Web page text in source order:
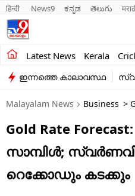
हिन्दी News9 ಕನ್ನಡ తెలుగు
Latest News Kerala
Kerala
India
Entertainment
Business
Education
ഇന്നത്തെ കാലാവസ്ഥ
Malayalam News Business >
Gold Rate
സാമ്പിള്‍;
റെക്കോഡും കടക്കും